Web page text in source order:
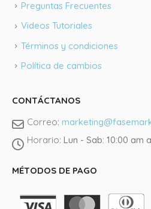
Preguntas Frecuentes
Videos Tutoriales
Términos y condiciones
Política de cambios
CONTÁCTANOS
Correo:
Horario: Lun - Sab: 10:00 am
MÉTODOS DE PAGO